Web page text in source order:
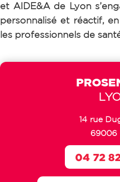
et AIDE&A de Lyon
personnalisé et réactif,
les professionnels de
14 rue
69006
04 72